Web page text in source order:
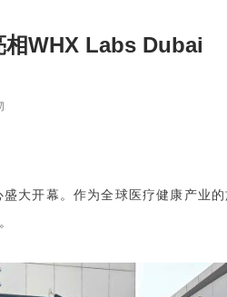
WHX Labs Dubai
大开幕。作为全球医疗健康产业